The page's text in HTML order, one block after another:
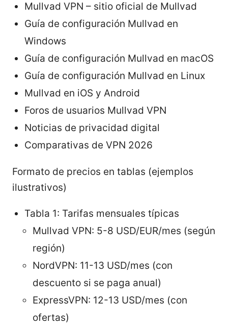
Mullvad VPN – sitio oficial de Mullvad
Guía de configuración Mullvad en
Windows
Guía de configuración Mullvad en macOS
Guía de configuración Mullvad en Linux
Mullvad en iOS y Android
Foros de usuarios Mullvad VPN
Noticias de privacidad digital
Comparativas de VPN 2026
Formato de precios en tablas (ejemplos
ilustrativos)
Tabla 1: Tarifas mensuales típicas
Mullvad VPN: 5-8 USD/EUR/mes (según
región)
NordVPN: 11-13 USD/mes (con
descuento si se paga anual)
ExpressVPN: 12-13 USD/mes (con
ofertas)